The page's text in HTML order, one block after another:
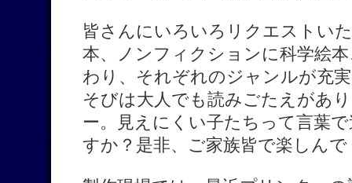
皆さんにいろいろリクエストい
本、ノンフィクションに科学絵
わり、それぞれのジャンルが充
そびは大人でも読みごたえがあ
ー。見えにくい子たちって言葉
すか？是非、ご家族皆で楽しん